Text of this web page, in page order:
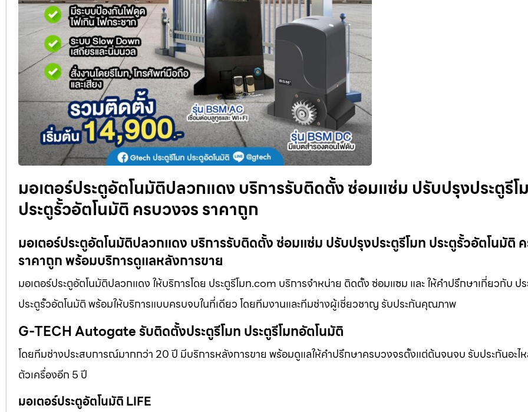
มอเตอร์ประตูอัตโนมัติปลวกแดง บริการรับติดตั้ง ซ่อมแซ่ม ปรับปรุงประตูรีโ
ประตูรั้วอัตโนมัติ ครบวงจร ราคาถูก
มอเตอร์ประตูอัตโนมัติปลวกแดง บริการรับติดตั้ง ซ่อมแซ่ม ปรับปรุงประตูรีโมท ประตูรั้วอัตโนมัติ
ราคาถูก พร้อมบริการดูแลหลังการขาย
มอเตอร์ประตูอัตโนมัติปลวกแดง ให้บริการโดย ประตูรีโมท.com บริการจำหน่าย ติดตั้ง ซ่อมแซม และ ให้คำปรึกษาเกี่ยวกับ ปร
ประตูรั้วอัตโนมัติ พร้อมให้บริการแบบครบจบในที่เดียว โดยทีมงานและทีมช่างผู้เชี่ยวชาญ รับประกันคุณภาพ
G-TECH Autogate รับติดตั้งประตูรีโมท ประตูรีโมทอัตโนมัติ
โดยทีมช่างประสบการณ์มากกว่า 20 ปี มีบริการหลังการขาย พร้อมดูแลให้คำปรึกษาครบวงจรตั้งแต่ต้นจนจบ รับประกันอะไ
ตัวเครื่องอีก 5 ปี
มอเตอร์ประตูอัตโนมัติ LIFE